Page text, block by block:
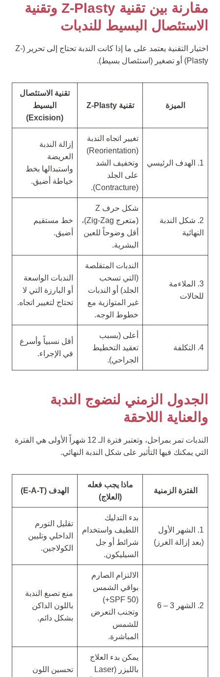
مقارنة بين تقنية Z-Plasty وتقنية
الاستئصال البسيط للندبات
اختيار التقنية يعتمد على ما إذا كانت الندبة تحتاج إلى تحرير (Z-
Plasty) أو تصغير (استئصال بسيط).
الميزة تقنية Z-Plasty
تقنية الاستئصال
البسيط
(Excision)
1. الهدف الرئيسي
تغيير اتجاه الندبة
(Reorientation)
وتخفيف الشد
على الجلد
(Contracture).
إزالة الندبة
العريضة
واستبدالها بخط
خياطة أضيق.
2. شكل الندبة
النهائية
شكل حرف Z
(متعرج Zig-Zag)،
أقل وضوحاً للعين
البشرية.
خط مستقيم
أضيق.
3. الملاءمة
للحالات
الندبات المتقلصة
(التي تسحب
الجلد) أو الندبات
غير المتوازية مع
خطوط الوجه.
الندبات الواسعة
أو البارزة التي لا
تحتاج لتغيير اتجاه.
4. التكلفة
أعلى (بسبب
تعقيد التخطيط
الجراحي).
أقل نسبياً وأسرع
في الإجراء.
الجدول الزمني لنضوج الندبة
والعناية اللاحقة
الندبات تمر بمراحل، وتعتبر فترة الـ 12 شهراً الأولى هي الفترة
التي يمكنك فيها التأثير على شكل الندبة النهائي.
الفترة الزمنية
ماذا يجب فعله
(العلاج)
الهدف (E-A-T)
1. الشهر الأول
(بعد إزالة الغرز)
بدء التدليك
اللطيف واستخدام
شرائط أو جل
السيليكون.
تقليل التورم
الداخلي وتليين
الكولاجين.
2. الشهر 3 – 6
الالتزام الصارم
بواقي الشمس
(SPF 50+)
وتجنب التعرض
للشمس
المباشرة.
منع تصبغ الندبة
باللون الداكن
بشكل دائم.
يمكن بدء العلاج
بالليزر (Laser
تحسين اللون